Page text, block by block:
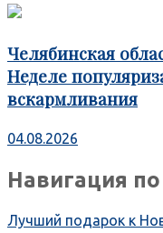
Челябинская
Неделе
вскармливания
04.08.2026
Навигация
Лучший подарок к